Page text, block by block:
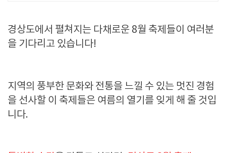
경상도에서 펼쳐지는 다채로운 8월 축제들이 여러분
을 기다리고 있습니다!
지역의 풍부한 문화와 전통을 느낄 수 있는 멋진 경험
을 선사할 이 축제들은 여름의 열기를 잊게 해 줄 것입
니다.